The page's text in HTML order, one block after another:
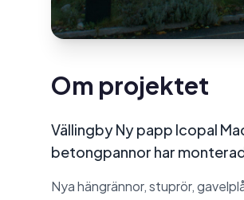
Om projektet
Vällingby Ny papp Icopal
betongpannor har
Nya hängrännor, stuprör,